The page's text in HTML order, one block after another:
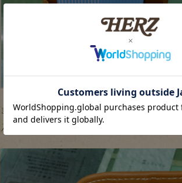
まずはA4用紙を一束入れて見ました（500枚
入りはしましたが、本体の縁からはみ出てい